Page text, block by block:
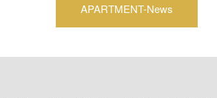
APARTMENT-News